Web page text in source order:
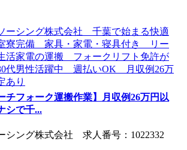
チフォーク運搬作業】月収例26万円以
シで千...
シング株式会社 求人番号：1022332